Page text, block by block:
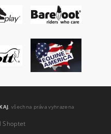
, všechna práva vyhrazena
Shoptet